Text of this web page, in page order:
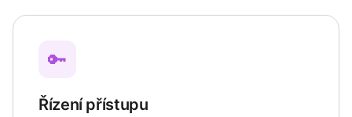
🔑
Řízení přístupu